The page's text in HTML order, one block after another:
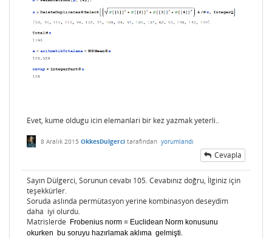
Evet, kume oldugu icin elemanlari bir kez yazmak yeterli..
8 Aralık 2015 OkkesDulgerci tarafından yorumlandı
Cevapla
Sayın Dülgerci, Sorunun cevabı 105. Cevabınız doğru, İlginiz için
teşekkürler.
Soruda aslında permütasyon yerine kombinasyon deseydim
daha iyi olurdu.
Matrislerde
Frobenius norm = Euclidean Norm konusunu
okurken bu soruyu hazırlamak aklıma gelmişti.